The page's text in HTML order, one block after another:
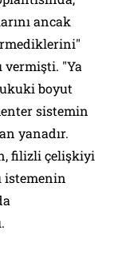
ancak
vermişti. "Ya
boyut
sistemin
yanadır.
filizli çelişkiyi
istemenin